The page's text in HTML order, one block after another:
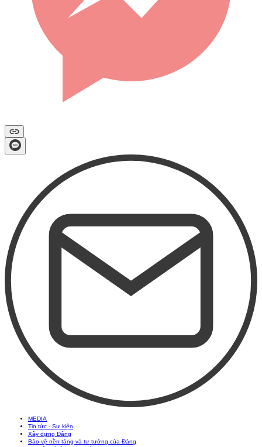
MEDIA
Tin tức - Sự kiện
Xây dựng Đảng
Bảo vệ nền tảng và tư tưởng của Đảng